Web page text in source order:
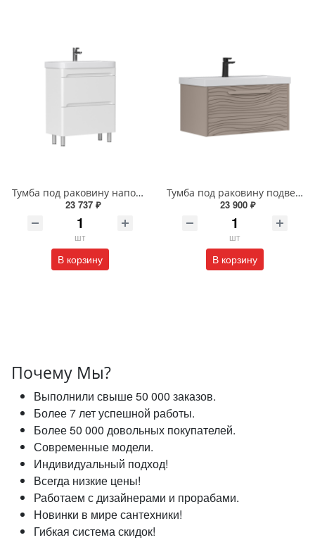
Тумба под раковину напольная EQUIL Найс 60 см tnNICE60.2Y-05 белая
23 737 ₽
шт
В корзину
Тумба под раковину подвесная EQUIL Глеам 80.1Я/Gleam 80.1Y амарок/дуб вотан tpGLEAM80.1Y-25
23 900 ₽
шт
В корзину
Почему Мы?
Выполнили свыше 50 000 заказов.
Более 7 лет успешной работы.
Более 50 000 довольных покупателей.
Современные модели.
Индивидуальный подход!
Всегда низкие цены!
Работаем с дизайнерами и прорабами.
Новинки в мире сантехники!
Гибкая система скидок!